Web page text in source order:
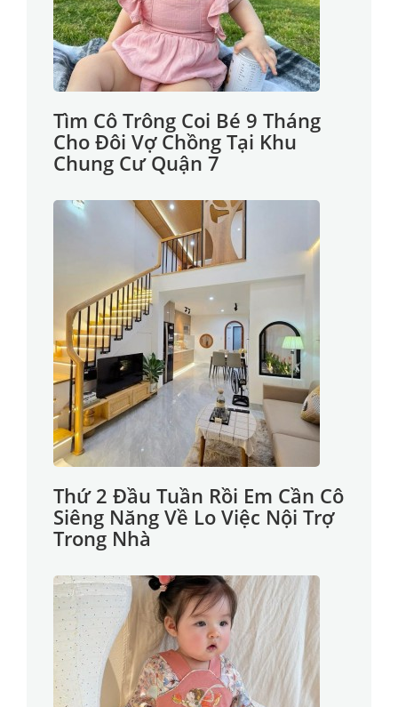
Tìm Cô Trông Coi Bé 9 Tháng
Cho Đôi Vợ Chồng Tại Khu
Chung Cư Quận 7
Thứ 2 Đầu Tuần Rồi Em Cần Cô
Siêng Năng Về Lo Việc Nội Trợ
Trong Nhà